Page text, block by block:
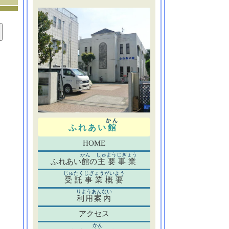
ふれあい 館
かん
HOME
ふれあい館
かん
の主要事業
しゅようじぎょう
受託事業概要
じゅたくじぎょうがいよう
利用案内
りようあんない
アクセス
かん